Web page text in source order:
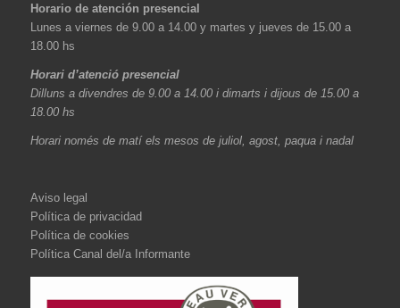
Horario de atención presencial
Lunes a viernes de 9.00 a 14.00 y martes y jueves de 15.00 a
18.00 hs
Horari d’atenció presencial
Dilluns a divendres de 9.00 a 14.00 i dimarts i dijous de 15.00 a
18.00 hs
Horari només de matí els mesos de juliol, agost, paqua i nadal
Aviso legal
Política de privacidad
Política de cookies
Política Canal del/a Informante